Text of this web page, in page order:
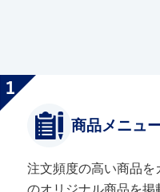
商品メニュ
注文頻度の高い商品を
のオリジナル商品を掲